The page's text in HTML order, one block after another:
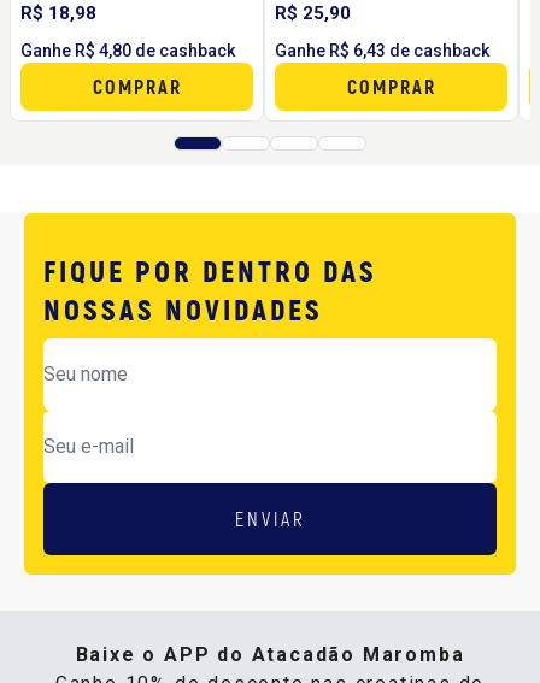
R$ 18,98
Ganhe R$ 4,80 de cashback
COMPRAR
R$ 25,90
Ganhe R$ 6,43 de cashback
COMPRAR
FIQUE POR DENTRO DAS
NOSSAS NOVIDADES
ENVIAR
Baixe o APP do Atacadão Maromba